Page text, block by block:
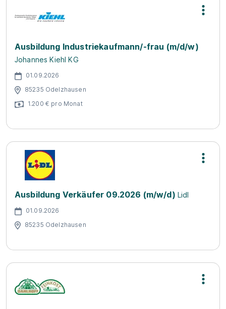
Ausbildung Industriekaufmann/-frau (m/d/w)
Johannes Kiehl KG
01.09.2026
85235 Odelzhausen
1.200 € pro Monat
Ausbildung Verkäufer 09.2026 (m/w/d) Lidl
01.09.2026
85235 Odelzhausen